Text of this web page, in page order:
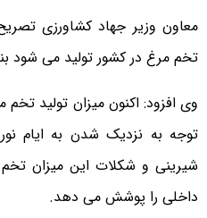
تخم مرغ در کشور تولید می شود
وی افزود: اکنون میزان تولید
توجه به نزدیک شدن به ایام
شیرینی و شکلات این میزان
داخلی را پوشش می دهد.